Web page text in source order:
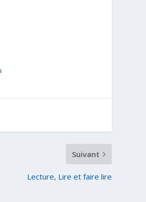
Suivant
Lecture, Lire et faire lire